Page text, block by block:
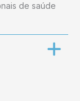
de saúde